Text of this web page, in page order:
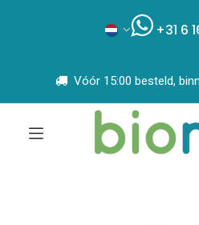
+31 6
Vóór 15:00 besteld,